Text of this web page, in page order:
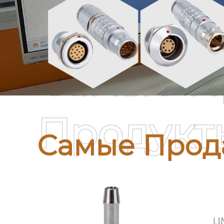
Самые
Самые